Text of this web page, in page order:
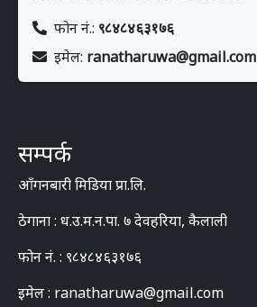
फोन नं.: ९८४८४६३१७६
इमेल: ranatharuwa@gmail.com
सम्पर्क
आँगनबारी मिडिया प्रा.लि.
ठेगाना : ध.उ.म.न.पा. ७ देवहरिया, कैलाली
फोन नं. : ९८४८४६३१७६
इमेल : ranatharuwa@gmail.com